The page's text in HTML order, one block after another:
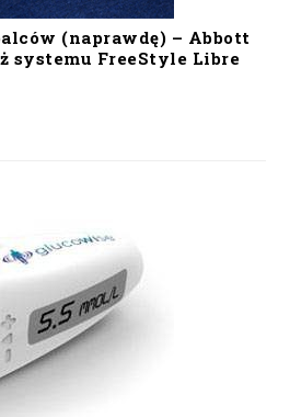
(naprawdę) – Abbott
systemu FreeStyle Libre